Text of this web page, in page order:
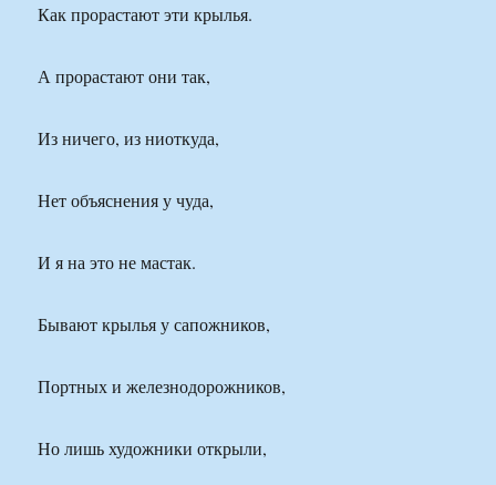
Как прорастают эти крылья.
А прорастают они так,
Из ничего, из ниоткуда,
Нет объяснения у чуда,
И я на это не мастак.
Бывают крылья у сапожников,
Портных и железнодорожников,
Но лишь художники открыли,